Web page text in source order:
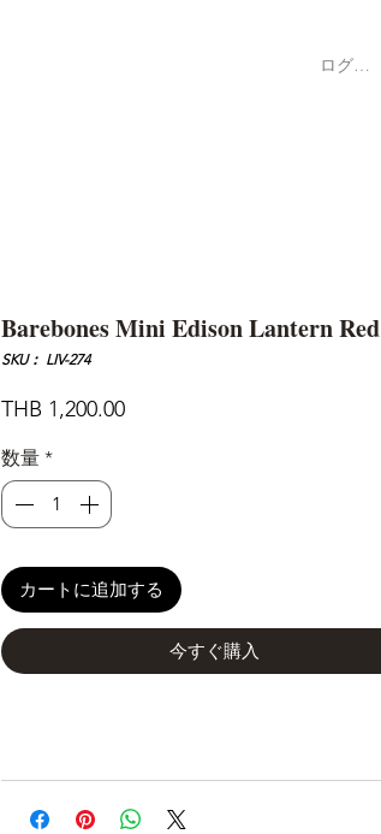
ログイン
Barebones Mini Edison Lantern Red
SKU： LIV-274
THB 1,200.00価
数量 *
カートに追加する
今すぐ購入